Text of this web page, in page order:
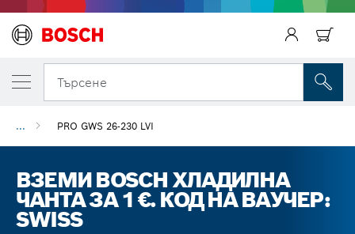
Търсене
... PRO GWS 26-230 LVI
ВЗЕМИ BOSCH ХЛАДИЛНА
ЧАНТА ЗА 1 €. КОД НА ВАУЧЕР:
SWISS